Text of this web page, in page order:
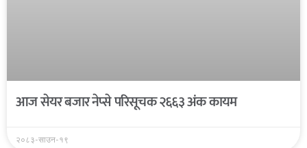
आज सेयर बजार नेप्से परिसूचक २६६३ अंक कायम
२०८३-साउन-१९